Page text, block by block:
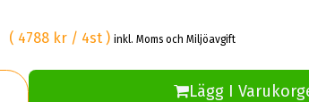
( 4788 kr / 4st )inkl. Moms och Miljöavgift
Lägg I